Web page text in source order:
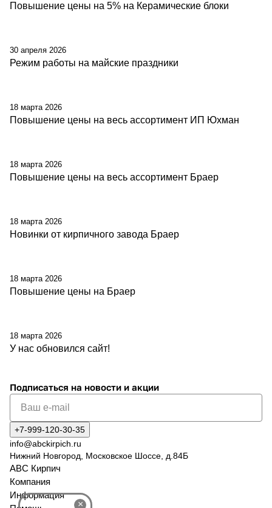
Повышение цены на 5% на Керамические блоки
30 апреля 2026
Режим работы на майские праздники
18 марта 2026
Повышение цены на весь ассортимент ИП Юхман
18 марта 2026
Повышение цены на весь ассортимент Браер
18 марта 2026
Новинки от кирпичного завода Браер
18 марта 2026
Повышение цены на Браер
18 марта 2026
У нас обновился сайт!
×
Подписаться на новости и акции
+7-999-120-30-35
info@abckirpich.ru
Нижний Новгород, Московское Шоссе, д.84Б
АВС Кирпич
Компания
Информация